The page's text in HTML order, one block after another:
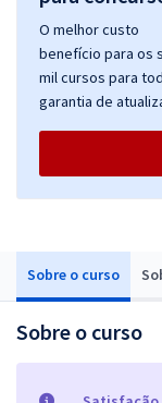
Sobre o curso
Sobre o curso
O melhor custo
benefício para os
mil cursos para
garantia de